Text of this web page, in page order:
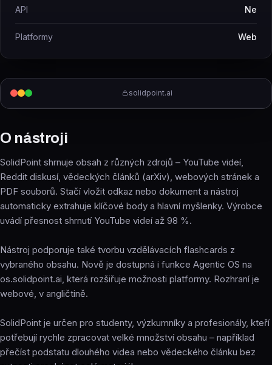
solidpoint.ai
O nástroji
SolidPoint shrnuje obsah z různých zdrojů – YouTube videí,
Reddit diskusí, vědeckých článků (arXiv), webových stránek a
PDF souborů. Stačí vložit odkaz nebo dokument a nástroj
automaticky extrahuje klíčové body a hlavní myšlenky. Výrobce
uvádí přesnost shrnutí YouTube videí až 98 %.
Nástroj podporuje také tvorbu vzdělávacích flashcards z
vybraného obsahu. Nově je dostupná i funkce Agentic OS na
os.solidpoint.ai, která rozšiřuje možnosti platformy. Rozhraní je
webové, v angličtině.
SolidPoint je určen pro studenty, výzkumníky a profesionály, kteří
potřebují rychle zpracovat velké množství obsahu – například
přečíst podstatu dlouhého videa nebo vědeckého článku bez
API Ne
Platformy Web